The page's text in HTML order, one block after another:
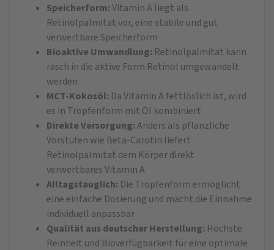
Speicherform:Vitamin A liegt als
Retinolpalmitat vor, eine stabile und gut
verwertbare Speicherform
Bioaktive Umwandlung: Retinolpalmitat kann
rasch in die aktive Form Retinol umgewandelt
werden
MCT-Kokosöl: Da Vitamin A fettlöslich ist, wird
es in Tropfenform mit Öl kombiniert
Direkte Versorgung:Anders als pflanzliche
Vorstufen wie Beta-Carotin liefert
Retinolpalmitat dem Körper direkt
verwertbares Vitamin A
Alltagstauglich: Die Tropfenform ermöglicht
eine einfache Dosierung und macht die Einnahme
individuell anpassbar
Qualität aus deutscher Herstellung: Höchste
Reinheit und Bioverfügbarkeit für eine optimale